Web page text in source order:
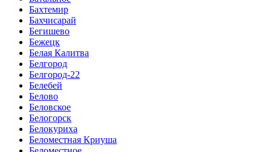
Бахтемир
Бахчисарай
Бегишево
Бежецк
Белая Калитва
Белгород
Белгород-22
Белебей
Белово
Беловское
Белогорск
Белокуриха
Беломестная Криуша